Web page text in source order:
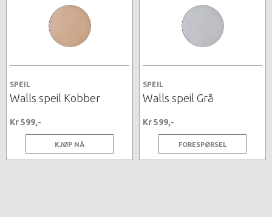
SPEIL
Walls speil Kobber
Kr 599,-
KJØP NÅ
SPEIL
Walls speil Grå
Kr 599,-
FORESPØRSEL